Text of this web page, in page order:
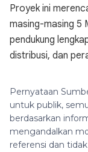
Proyek ini
masing-masing 5
pendukung
distribusi, dan
Pernyataan
untuk publik,
berdasarkan
mengandalkan
referensi dan